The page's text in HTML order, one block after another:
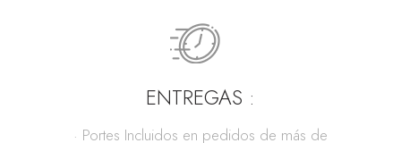
ENTREGAS :
· Portes Incluidos en pedidos de más de